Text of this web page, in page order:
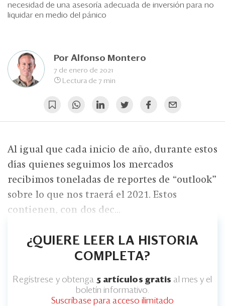
Ranking CEO
necesidad de una asesoría adecuada de inversión para no
liquidar en medio del pánico
Por Alfonso Montero
7 de enero de 2021
Lectura de 7 min
Al igual que cada inicio de año, durante estos
días quienes seguimos los mercados
recibimos toneladas de reportes de “outlook”
sobre lo que nos traerá el 2021. Estos
contienen, con dos dec...
¿QUIERE LEER LA HISTORIA
COMPLETA?
Regístrese y obtenga 5 artículos gratis al mes y el
boletín informativo.
Suscríbase para acceso ilimitado